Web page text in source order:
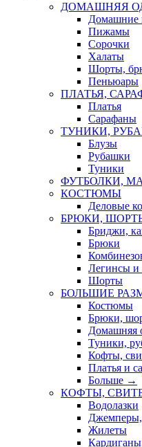
ДОМАШНЯЯ
Домашние
Пижамы
Сорочки
Халаты
Шорты,
Пеньюары
ПЛАТЬЯ,
Платья
Сарафаны
ТУНИКИ,
Блузы
Рубашки
Туники
ФУТБОЛКИ,
КОСТЮМЫ
Деловые
БРЮКИ,
Бриджи,
Брюки
Легинсы и
Шорты
БОЛЬШИЕ
Костюмы
Брюки,
Домашняя
Туники,
Кофты,
Платья и
Больше →
КОФТЫ,
Водолазки
Джемперы,
Жилеты